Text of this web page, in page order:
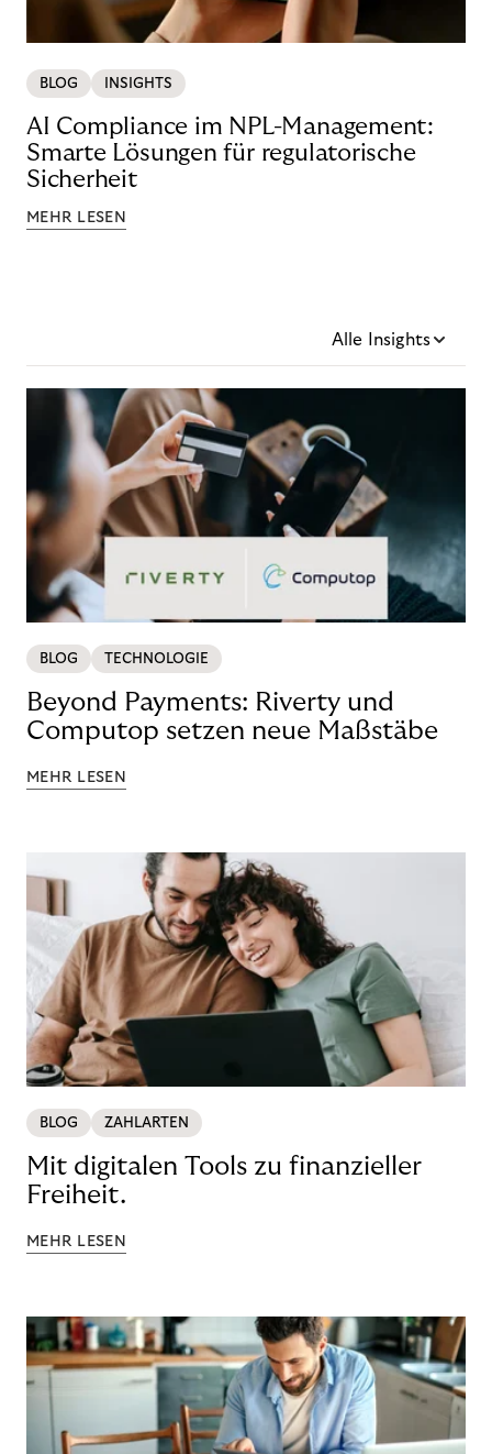
BLOG INSIGHTS
AI Compliance im NPL-Management:
Smarte Lösungen für regulatorische
Sicherheit
MEHR LESEN
Alle Insights
BLOG TECHNOLOGIE
Beyond Payments: Riverty und
Computop setzen neue Maßstäbe
MEHR LESEN
BLOG ZAHLARTEN
Mit digitalen Tools zu finanzieller
Freiheit.
MEHR LESEN